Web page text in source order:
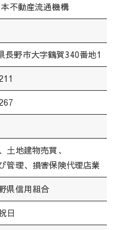
不動産流通機構
野市大字鶴賀340番地1
土地建物売買、
管理、損害保険代理店業
県信用組合
日